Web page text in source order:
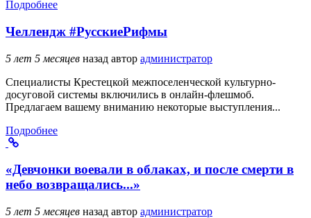
Подробнее
Челлендж #РусскиеРифмы
5 лет 5 месяцев назад автор администратор
Специалисты Крестецкой межпоселенческой культурно-
досуговой системы включились в онлайн-флешмоб.
Предлагаем вашему вниманию некоторые выступления...
Подробнее
«Девчонки воевали в облаках, и после смерти в
небо возвращались...»
5 лет 5 месяцев назад автор администратор